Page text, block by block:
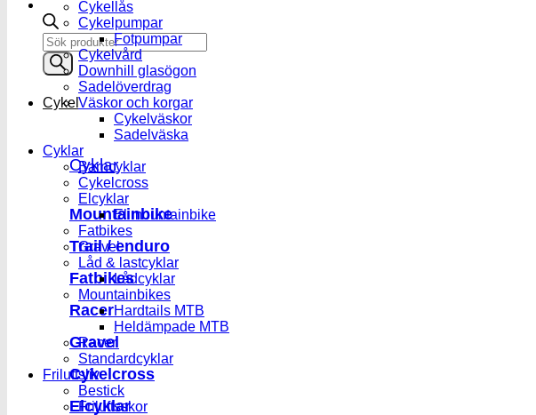
Products
search
Cykel
Cyklar
Mountainbike
Trail / enduro
Fatbikes
Racer
Gravel
Cykelcross
Elcyklar
Cykellås
Cykelpumpar
Fotpumpar
Cykelvård
Downhill glasögon
Sadelöverdrag
Väskor och korgar
Cykelväskor
Sadelväska
Cyklar
Barncyklar
Cykelcross
Elcyklar
El mountainbike
Fatbikes
Gravel
Låd & lastcyklar
Lådcyklar
Mountainbikes
Hardtails MTB
Heldämpade MTB
Racer
Standardcyklar
Friluftsliv
Bestick
Friluftsskor